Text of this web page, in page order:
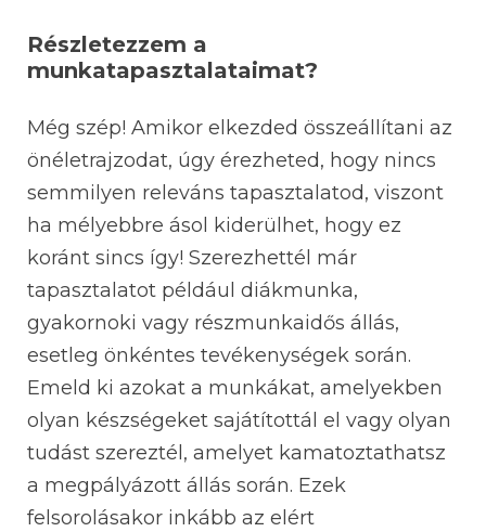
Részletezzem a
munkatapasztalataimat?
Még szép! Amikor elkezded összeállítani az
önéletrajzodat, úgy érezheted, hogy nincs
semmilyen releváns tapasztalatod, viszont
ha mélyebbre ásol kiderülhet, hogy ez
koránt sincs így! Szerezhettél már
tapasztalatot például diákmunka,
gyakornoki vagy részmunkaidős állás,
esetleg önkéntes tevékenységek során.
Emeld ki azokat a munkákat, amelyekben
olyan készségeket sajátítottál el vagy olyan
tudást szereztél, amelyet kamatoztathatsz
a megpályázott állás során. Ezek
felsorolásakor inkább az elért